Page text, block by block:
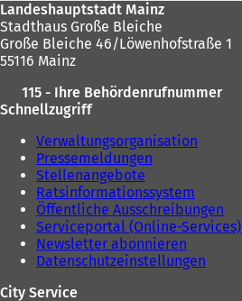
Landeshauptstadt Mainz
Stadthaus Große Bleiche
Große Bleiche 46/Löwenhofstraße 1
55116 Mainz
115 - Ihre Behördenrufnummer
Schnellzugriff
Verwaltungsorganisation
Pressemeldungen
Stellenangebote
Ratsinformationssystem
Öffentliche Ausschreibungen
Serviceportal (Online-Services)
Newsletter abonnieren
Datenschutzeinstellungen
City Service